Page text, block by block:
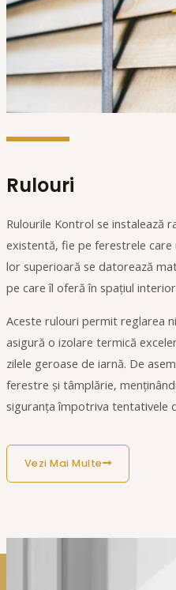
Rulouri
Rulourile Kontrol se instalează
existentă, fie pe ferestrele
lor superioară se datorează
pe care îl oferă în spațiul
Aceste rulouri permit reglarea
asigură o izolare termică
zilele geroase de iarnă. De
ferestre și tâmplărie,
siguranța împotriva tentativele
Vezi Mai Multe